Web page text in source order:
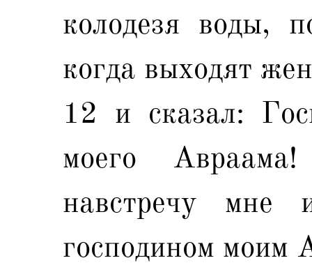
колодезя воды,
когда выходят
12 и сказал:
моего
навстречу мне
господином моим